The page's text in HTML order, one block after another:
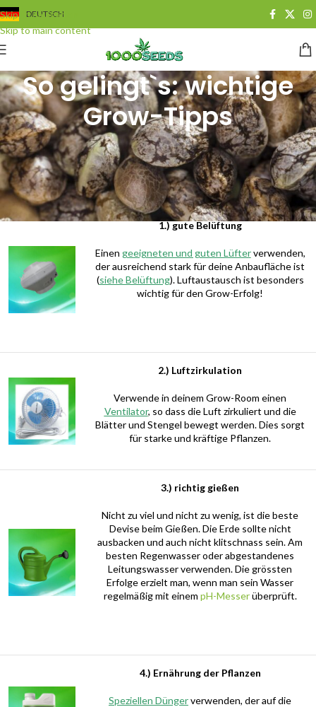
Skip to navigation
Skip to main content
DEUTSCH
So gelingt`s: wichtige
Grow-Tipps
Cannabis anbauen ist nicht schwer, es müssen nur einige Dinge
beachtet werden, damit auch das gewünschte Ergebnis rauskommt. Im
Folgenden habe wir die wichtigsten Grow-Tipps für Euch
zusammengefasst:
1.) gute Belüftung
Einen geeigneten und guten Lüfterverwenden,
der ausreichend stark für deine Anbaufläche ist
(siehe Belüftung). Luftaustausch ist besonders
wichtig für den Grow-Erfolg!
2.) Luftzirkulation
Verwende in deinem Grow-Room einen
Ventilator, so dass die Luft zirkuliert und die
Blätter und Stengel bewegt werden. Dies sorgt
für starke und kräftige Pflanzen.
3.) richtig gießen
Nicht zu viel und nicht zu wenig, ist die beste
Devise beim Gießen. Die Erde sollte nicht
ausbacken und auch nicht klitschnass sein. Am
besten Regenwasser oder abgestandenes
Leitungswasser verwenden. Die grössten
Erfolge erzielt man, wenn man sein Wasser
regelmäßig mit einem pH-Messerüberprüft.
4.) Ernährung der Pflanzen
Speziellen Düngerverwenden, der auf die